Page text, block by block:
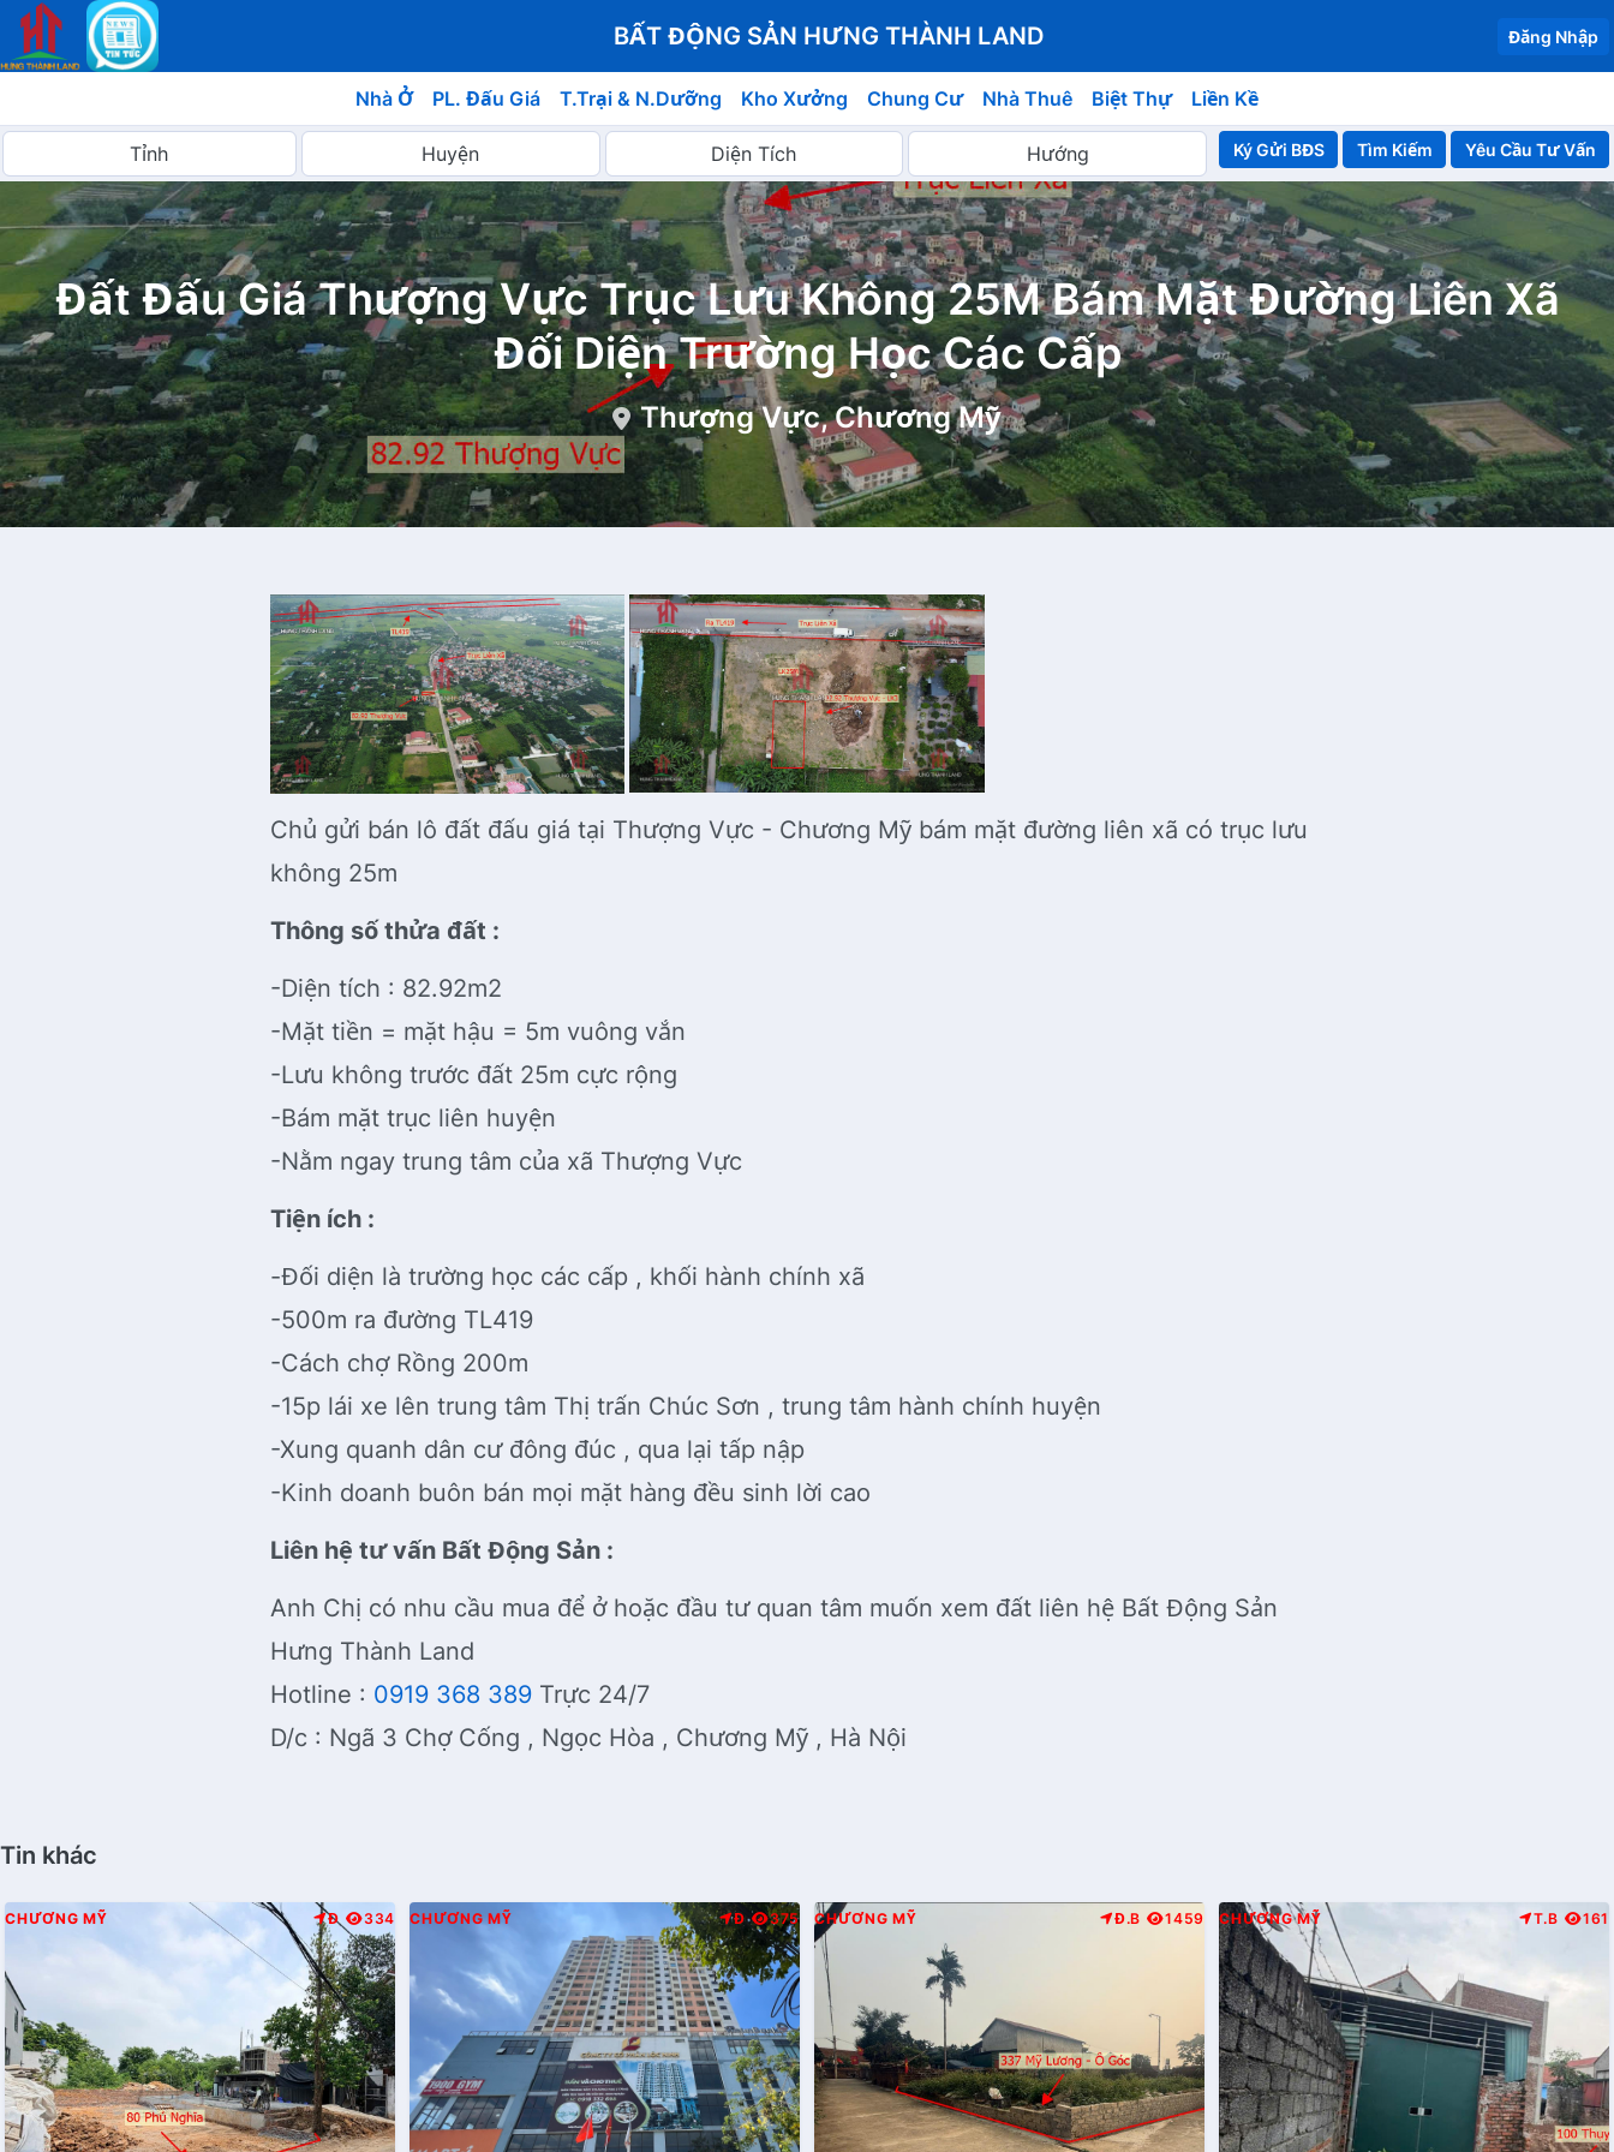
BẤT ĐỘNG SẢN HƯNG THÀNH LAND Đăng Nhập
Nhà Ở PL. Đấu Giá T.Trại & N.Dưỡng Kho Xưởng Chung Cư Nhà Thuê Biệt Thự Liền Kề
Ký Gửi BĐS Yêu Cầu Tư Vấn
Đất Đấu Giá Thượng Vực Trục Lưu Không 25M Bám Mặt Đường Liên Xã
Đối Diện Trường Học Các Cấp
Thượng Vực, Chương Mỹ
Chủ gửi bán lô đất đấu giá tại Thượng Vực - Chương Mỹ bám mặt đường liên xã có trục lưu
không 25m
Thông số thửa đất :
-Diện tích : 82.92m2
-Mặt tiền = mặt hậu = 5m vuông vắn
-Lưu không trước đất 25m cực rộng
-Bám mặt trục liên huyện
-Nằm ngay trung tâm của xã Thượng Vực
Tiện ích :
-Đối diện là trường học các cấp , khối hành chính xã
-500m ra đường TL419
-Cách chợ Rồng 200m
-15p lái xe lên trung tâm Thị trấn Chúc Sơn , trung tâm hành chính huyện
-Xung quanh dân cư đông đúc , qua lại tấp nập
-Kinh doanh buôn bán mọi mặt hàng đều sinh lời cao
Liên hệ tư vấn Bất Động Sản :
Anh Chị có nhu cầu mua để ở hoặc đầu tư quan tâm muốn xem đất liên hệ Bất Động Sản
Hưng Thành Land
Hotline : 0919 368 389 Trực 24/7
D/c : Ngã 3 Chợ Cống , Ngọc Hòa , Chương Mỹ , Hà Nội
Tin khác
CHƯƠNG MỸ Đ 334 CHƯƠNG MỸ Đ 375 CHƯƠNG MỸ Đ.B 1459 CHƯƠNG MỸ T.B 161